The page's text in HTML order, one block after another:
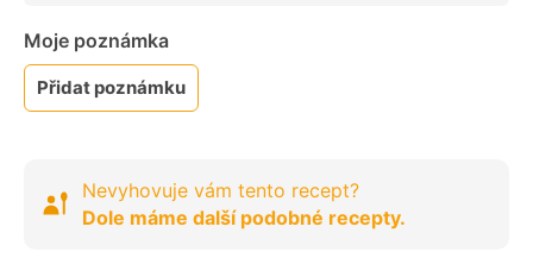
Moje poznámka
Přidat poznámku
Nevyhovuje vám tento recept?
Dole máme další podobné recepty.